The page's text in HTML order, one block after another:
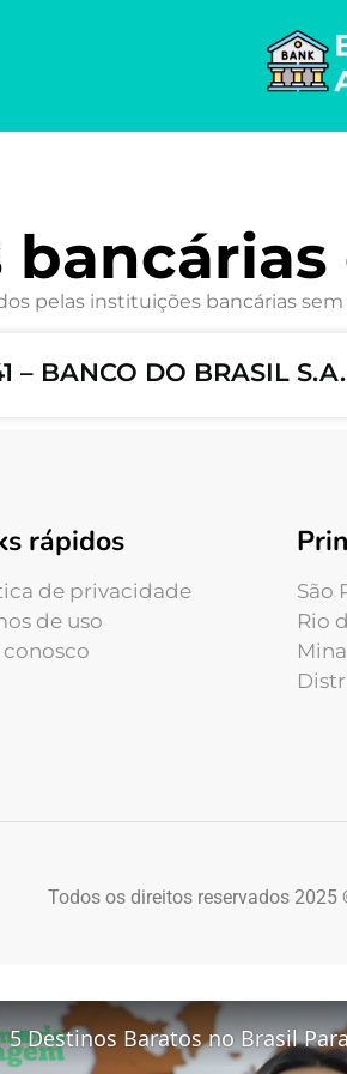
pelas instituições bancárias sem
– BANCO DO BRASIL S.A.
rápidos
de privacidade
de uso
conosco
São
Rio
Todos os direitos reservados